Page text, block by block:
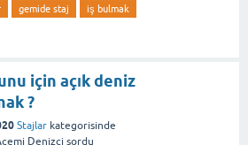
gemide staj
iş bulmak
için açık deniz
?
Stajlar kategorisinde
Denizci sordu